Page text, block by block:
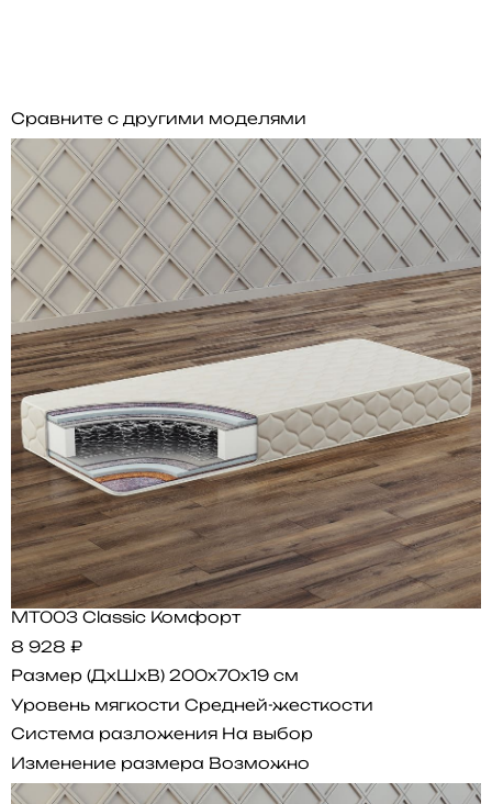
Сравните с другими моделями
MT003 Classic Комфорт
8 928 ₽
Размер (ДхШхВ) 200x70x19 см
Уровень мягкости Средней-жесткости
Система разложения На выбор
Изменение размера Возможно